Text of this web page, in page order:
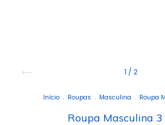
1 / 2
Início . Roupas . Masculina . Roupa
Roupa Masculina 3